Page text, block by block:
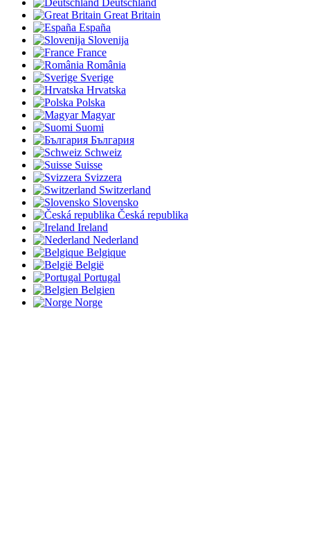
Deutschland
Great Britain
España
Slovenija
France
România
Sverige
Hrvatska
Polska
Magyar
Suomi
България
Schweiz
Suisse
Svizzera
Switzerland
Slovensko
Česká republika
Ireland
Nederland
Belgique
België
Portugal
Belgien
Norge